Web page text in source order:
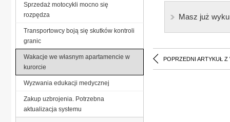
Masz już
POPRZEDNI ARTYKUŁ Z
Sprzedaż motocykli mocno się
rozpędza
Transportowcy boją się skutków kontroli
granic
Wakacje we własnym apartamencie w
kurorcie
Wyzwania edukacji medycznej
Zakup uzbrojenia. Potrzebna
aktualizacja systemu